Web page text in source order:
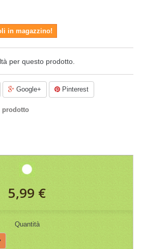
in magazzino!
per questo prodotto.
Google+ Pinterest
prodotto
5,99 €
Quantità